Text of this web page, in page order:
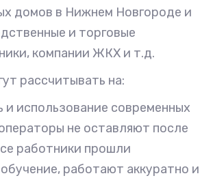
домов в Нижнем Новгороде и
и торговые
компании ЖКХ и т.д.
рассчитывать на:
и использование современных
не оставляют после
работники прошли
работают аккуратно и